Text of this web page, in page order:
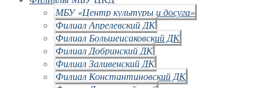
МБУ «Центр культуры и досуга»
Филиал Апрелевский ДК
Филиал Большеисаковский ДК
Филиал Добринский ДК
Филиал Заливенский ДК
Филиал Константиновский ДК